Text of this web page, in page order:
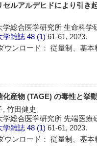
セルアルデヒドにより引き
学総合医学研究所 生命科学
学雑誌 48 (1)61-61, 2023.
ウンロード： 従量制、基本
化産物 (TAGE) の毒性と挙
, 竹田健史
学総合医学研究所 先端医療
学雑誌 48 (1)61-61, 2023.
ウンロード： 従量制、基本